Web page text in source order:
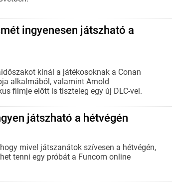
ingyenesen játszható a
kínál a játékosoknak a Conan
alkalmából, valamint Arnold
filmje előtt is tiszteleg egy új DLC-vel.
játszható a hétvégén
mivel játszanátok szívesen a hétvégén,
tenni egy próbát a Funcom online